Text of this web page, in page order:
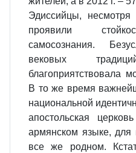
Эдиссийцы,
проявили
самосознания.
вековых
благоприятствовала
В то же время
национальной
апостольская
армянском языке, для
все же родном.